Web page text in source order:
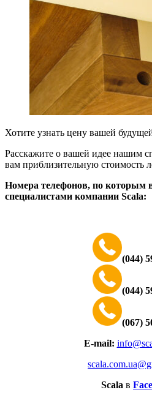
Хотите узнать цену вашей
Расскажите о вашей идее нашим
вам приблизительную стоимость
Номера телефонов, по которым
специалистами компании Scala:
(044)
(044)
(067)
E-mail:
Scala в